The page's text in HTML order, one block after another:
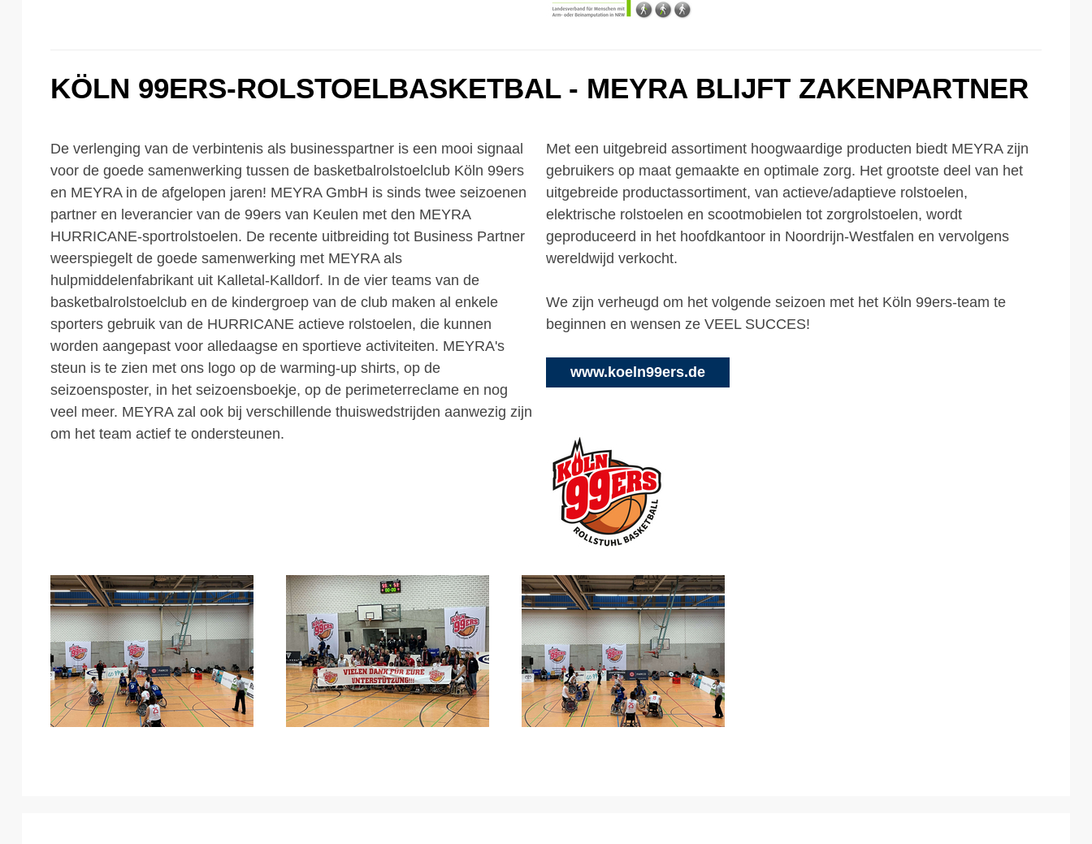
KÖLN 99ERS-ROLSTOELBASKETBAL - MEYRA BLIJFT ZAKENPARTNER
De verlenging van de verbintenis als businesspartner is een mooi signaal
voor de goede samenwerking tussen de basketbalrolstoelclub Köln 99ers
en MEYRA in de afgelopen jaren! MEYRA GmbH is sinds twee seizoenen
partner en leverancier van de 99ers van Keulen met den MEYRA
HURRICANE-sportrolstoelen. De recente uitbreiding tot Business Partner
weerspiegelt de goede samenwerking met MEYRA als
hulpmiddelenfabrikant uit Kalletal-Kalldorf. In de vier teams van de
basketbalrolstoelclub en de kindergroep van de club maken al enkele
sporters gebruik van de HURRICANE actieve rolstoelen, die kunnen
worden aangepast voor alledaagse en sportieve activiteiten. MEYRA's
steun is te zien met ons logo op de warming-up shirts, op de
seizoensposter, in het seizoensboekje, op de perimeterreclame en nog
veel meer. MEYRA zal ook bij verschillende thuiswedstrijden aanwezig zijn
om het team actief te ondersteunen.
Met een uitgebreid assortiment hoogwaardige producten biedt MEYRA zijn
gebruikers op maat gemaakte en optimale zorg. Het grootste deel van het
uitgebreide productassortiment, van actieve/adaptieve rolstoelen,
elektrische rolstoelen en scootmobielen tot zorgrolstoelen, wordt
geproduceerd in het hoofdkantoor in Noordrijn-Westfalen en vervolgens
wereldwijd verkocht.
We zijn verheugd om het volgende seizoen met het Köln 99ers-team te
beginnen en wensen ze VEEL SUCCES!
www.koeln99ers.de